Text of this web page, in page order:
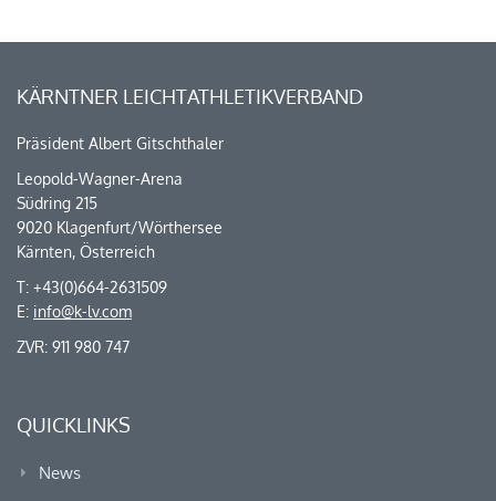
KÄRNTNER LEICHTATHLETIKVERBAND
Präsident Albert Gitschthaler
Leopold-Wagner-Arena
Südring 215
9020 Klagenfurt/Wörthersee
Kärnten, Österreich
T: +43(0)664-2631509
E: info@k-lv.com
ZVR: 911 980 747
QUICKLINKS
News